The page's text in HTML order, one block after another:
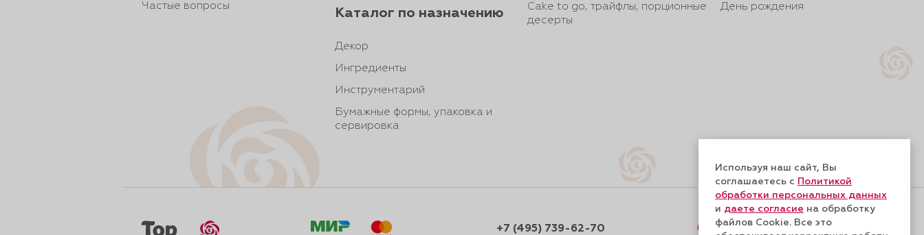
Частые вопросы
Каталог по назначению
Декор
Ингредиенты
Инструментарий
Бумажные формы, упаковка и
сервировка
Cake to go, трайфлы, порционные
десерты
День рождения
+7 (495) 739-62-70 Форма обратной связи
Используя наш сайт, Вы
соглашаетесь с Политикой
обработки персональных данных
и даете согласие на обработку
файлов Cookie. Все это